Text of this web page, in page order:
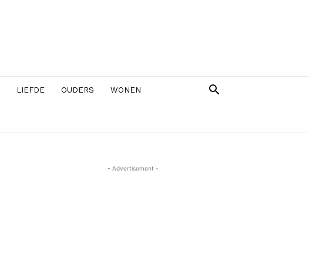
LIEFDE OUDERS WONEN
- Advertisement -